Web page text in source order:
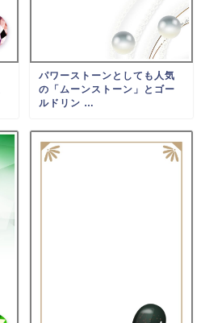
パワーストーンとしても人気
の「ムーンストーン」とゴー
ルドリン …